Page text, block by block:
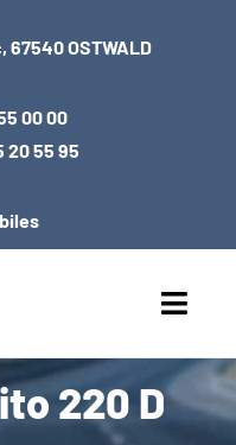
67540 OSTWALD
00 00
20 55 95
220 D